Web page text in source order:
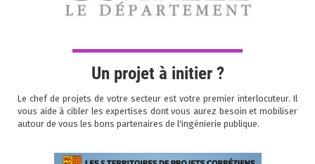
Un projet à initier ?
Le chef de projets de votre secteur est votre premier interlocuteur. Il
vous aide à cibler les expertises dont vous aurez besoin et mobiliser
autour de vous les bons partenaires de l'ingénierie publique.